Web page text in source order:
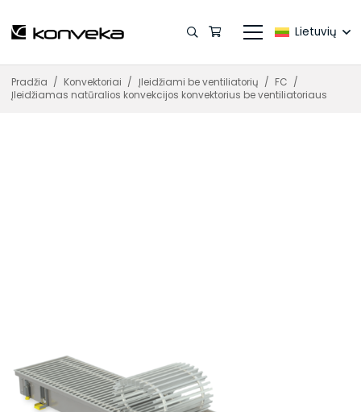
Lietuvių
Pradžia / Konvektoriai / Įleidžiami be ventiliatorių / FC /
Įleidžiamas natūralios konvekcijos konvektorius be ventiliatoriaus